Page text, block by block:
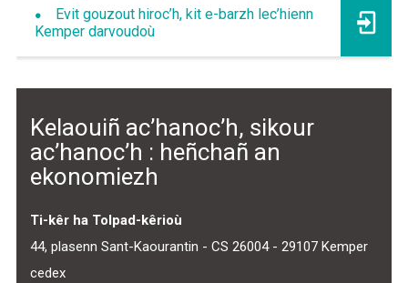
Evit gouzout hiroc’h, kit e-barzh lec’hienn
Kemper darvoudoù
Kelaouiñ ac’hanoc’h, sikour
ac’hanoc’h : heñchañ an
ekonomiezh
Ti-kêr ha Tolpad-kêrioù
44, plasenn Sant-Kaourantin - CS 26004 - 29107 Kemper
cedex